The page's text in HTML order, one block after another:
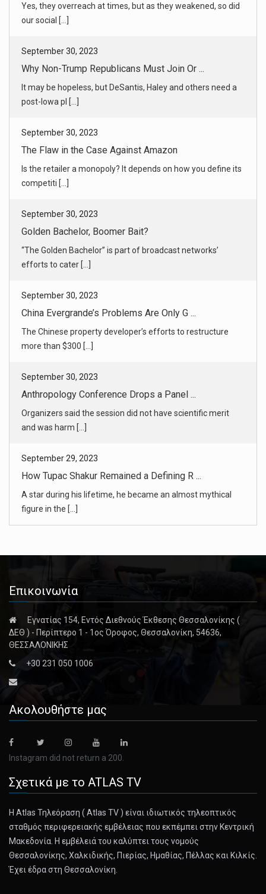
Yes, they overreach at times, but as they weakened, so did
our social [...]
September 30, 2023
Why Non-Trump Republicans Must Join Or ...
It may be hopeless, but DeSantis, Haley and others need a
post-Iowa pl [...]
September 30, 2023
The Flaw in the Case Against Amazon
Is the retailer a monopoly? It depends on how you define its
competiti [...]
September 30, 2023
Golden Bachelor, Boomer Bait?
“The Golden Bachelor” is part of broadcast networks’
efforts to cater [...]
September 30, 2023
China Evergrande’s Problems Are Only G ...
The Chinese property developer’s efforts to restructure
more than $300 [...]
September 30, 2023
Anthropology Conference Drops a Panel ...
Organizers said the session did not have scientific merit
and was harm [...]
September 29, 2023
How Tupac Shakur Remained a Defining R ...
A star during his lifetime, he became an almost mythical
figure in the [...]
Επικοινωνία
Εγνατίας 154, Εντός Διεθνούς Έκθεσης Θεσσαλονίκης (
ΔΕΘ ) - Περίπτερο 1 - 1ος Όροφος, Θεσσαλονίκη, 54636,
ΘΕΣΣΑΛΟΝΙΚΗΣ
+30 231 050 1006
Ακολουθήστε μας
Instagram did not return a 200.
Σχετικά με το ATLAS TV
Η Atlas Τηλεόραση ( Atlas TV ) είναι ιδιωτικός τηλεοπτικός
σταθμός περιφερειακής εμβέλειας που εκπέμπει στην Κεντρική
Μακεδονία. Η εμβέλειά του καλύπτει τους νομούς
Θεσσαλονίκης, Χαλκιδικής, Πιερίας, Ημαθίας, Πέλλας και Κιλκίς.
Έχει έδρα στη Θεσσαλονίκη.